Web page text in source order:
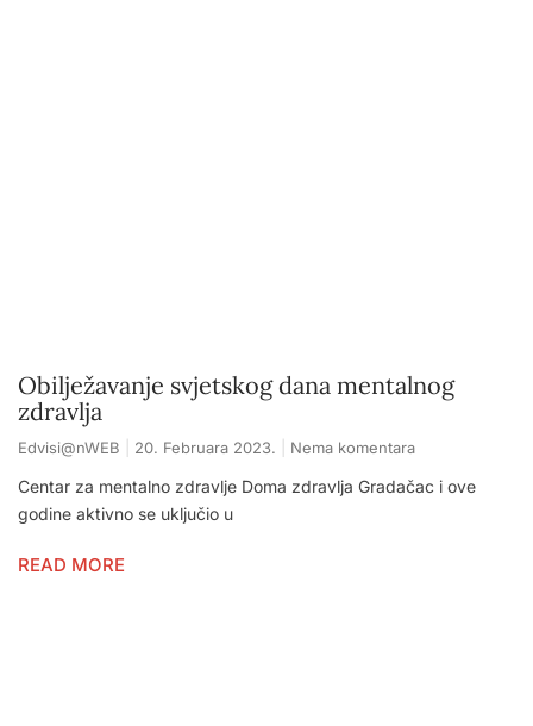
Obilježavanje svjetskog dana mentalnog
zdravlja
Edvisi@nWEB 20. Februara 2023. Nema komentara
Centar za mentalno zdravlje Doma zdravlja Gradačac i ove
godine aktivno se uključio u
READ MORE